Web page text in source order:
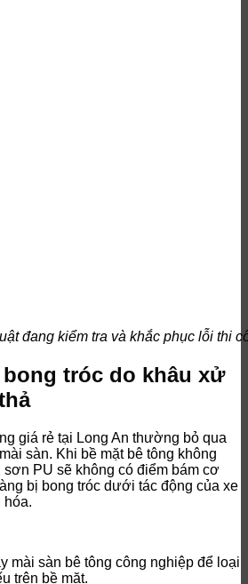
đang kiểm tra và khắc phục lỗi thi
tróc do khâu xử
giá rẻ tại Long An thường bỏ qua
sàn. Khi bề mặt bê tông không
PU sẽ không có điểm bám cơ
bị bong tróc dưới tác động của xe
hóa.
mài sàn bê tông công nghiệp để loại
trên bề mặt.